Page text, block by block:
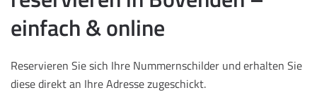
einfach & online
Reservieren Sie sich Ihre Nummernschilder und erhalten Sie
diese direkt an Ihre Adresse zugeschickt.